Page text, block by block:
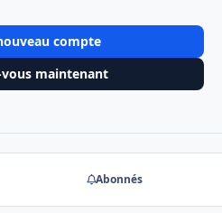
compte
vous maintenant
Abonnés